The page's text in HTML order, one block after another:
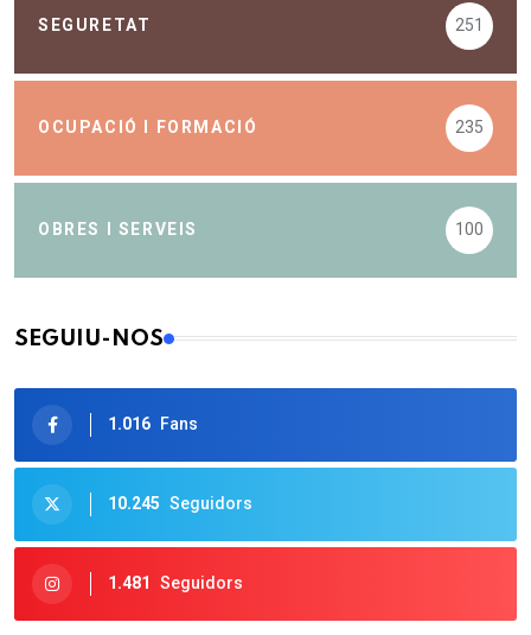
SEGURETAT 251
OCUPACIÓ I FORMACIÓ 235
OBRES I SERVEIS 100
SEGUIU-NOS
1.016 Fans
10.245 Seguidors
1.481 Seguidors